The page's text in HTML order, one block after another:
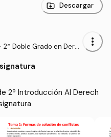
Descargar
· 2º Doble Grado en Dere
ración Pública (US)
more_vert
2º Introducción Al Derech